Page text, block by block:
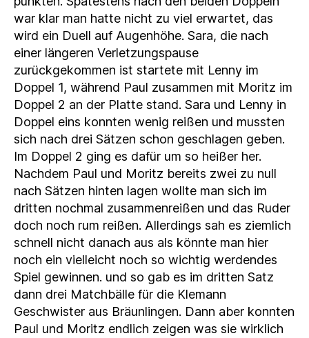
war klar man hatte nicht zu viel erwartet, das
wird ein Duell auf Augenhöhe. Sara, die nach
einer längeren Verletzungspause
zurückgekommen ist startete mit Lenny im
Doppel 1, während Paul zusammen mit Moritz im
Doppel 2 an der Platte stand. Sara und Lenny in
Doppel eins konnten wenig reißen und mussten
sich nach drei Sätzen schon geschlagen geben.
Im Doppel 2 ging es dafür um so heißer her.
Nachdem Paul und Moritz bereits zwei zu null
nach Sätzen hinten lagen wollte man sich im
dritten nochmal zusammenreißen und das Ruder
doch noch rum reißen. Allerdings sah es ziemlich
schnell nicht danach aus als könnte man hier
noch ein vielleicht noch so wichtig werdendes
Spiel gewinnen. und so gab es im dritten Satz
dann drei Matchbälle für die Klemann
Geschwister aus Bräunlingen. Dann aber konnten
Paul und Moritz endlich zeigen was sie wirklich